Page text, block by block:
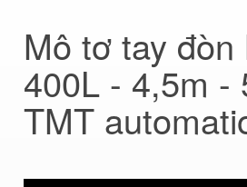
Mô tơ tay đòn
400L - 4,5m -
TMT